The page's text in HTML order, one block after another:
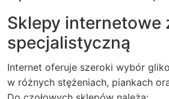
Sklepy internetowe
specjalistyczną
Internet oferuje szeroki wybór
w różnych stężeniach, piankach